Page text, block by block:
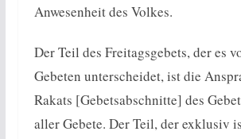
Anwesenheit des Volkes.
Der Teil des Freitagsgebets, der es
Gebeten unterscheidet, ist die
Rakats [Gebetsabschnitte] des
aller Gebete. Der Teil, der exklusiv